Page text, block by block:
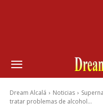
Dream Alcalá Noticias
tratar problemas de alcohol...